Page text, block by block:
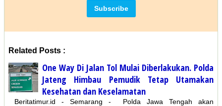
Related Posts :
One Way Di Jalan Tol Mulai Diberlakukan. Polda
Jateng Himbau Pemudik Tetap Utamakan
Kesehatan dan Keselamatan
Beritatimur.id - Semarang - Polda Jawa Tengah akan